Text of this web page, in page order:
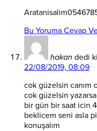
Bu Yoruma Cevap
hakan dedi
22/08/2019, 08:09
cok güzelsin canım
cok güzelsin
bir gün bir saat icin
beklicem seni asla
konuşalım